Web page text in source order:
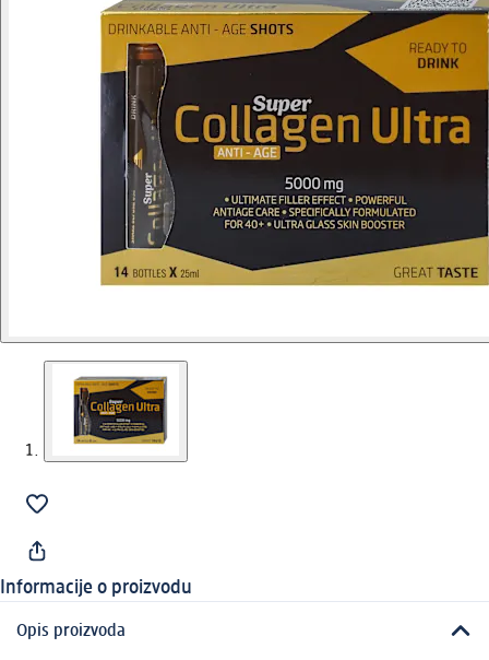
Informacije o proizvodu
Opis proizvoda